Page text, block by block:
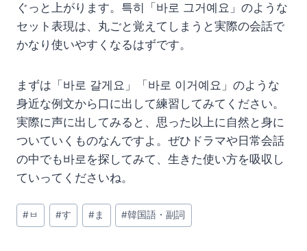
ぐっと上がります。특히「바로 그거예요」のような
セット表現は、丸ごと覚えてしまうと実際の会話で
かなり使いやすくなるはずです。
まずは「바로 갈게요」「바로 이거예요」のような
身近な例文から口に出して練習してみてください。
実際に声に出してみると、思った以上に自然と身に
ついていくものなんですよ。ぜひドラマや日常会話
の中でも바로を探してみて、生きた使い方を吸収し
ていってくださいね。
投
稿
#ㅂ #す #ま #韓国語・副詞